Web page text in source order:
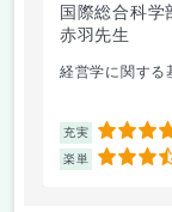
国際総合科学
赤羽先生
経営学に関する
充実 4.5
楽単 3.5